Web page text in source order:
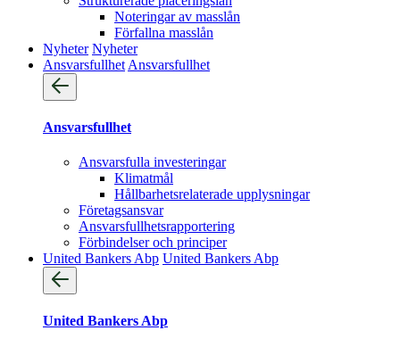
Noteringar av masslån
Förfallna masslån
Nyheter Nyheter
Ansvarsfullhet Ansvarsfullhet
Ansvarsfullhet
Ansvarsfulla investeringar
Klimatmål
Hållbarhetsrelaterade upplysningar
Företagsansvar
Ansvarsfullhets­rapportering
Förbindelser och principer
United Bankers Abp United Bankers Abp
United Bankers Abp